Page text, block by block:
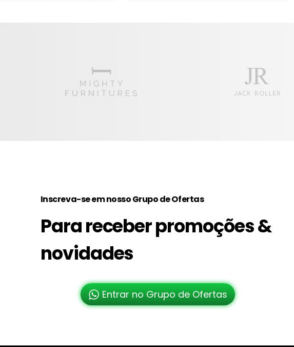
Inscreva-se em nosso Grupo de Ofertas
Para receber promoções &
novidades
Entrar no Grupo de Ofertas